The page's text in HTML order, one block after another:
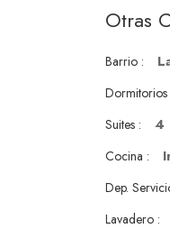
Otras
Barrio :
Dormitorios
Suites : 4
Cocina :
Dep.
Lavadero :